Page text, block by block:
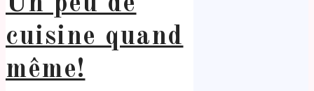
cuisine quand
même!